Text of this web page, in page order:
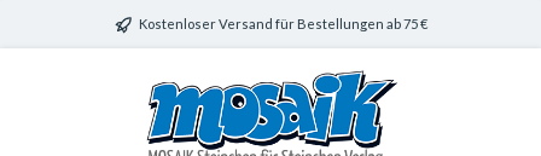
Zum Hauptinhalt springenKostenloser Versand für Bestellungen ab 75 €